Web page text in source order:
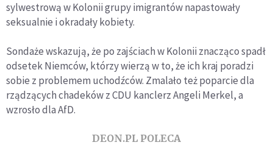
sylwestrową w Kolonii grupy imigrantów napastowały
seksualnie i okradały kobiety.
Sondaże wskazują, że po zajściach w Kolonii znacząco spadł
odsetek Niemców, którzy wierzą w to, że ich kraj poradzi
sobie z problemem uchodźców. Zmalało też poparcie dla
rządzących chadeków z CDU kanclerz Angeli Merkel, a
wzrosło dla AfD.
DEON.PL POLECA